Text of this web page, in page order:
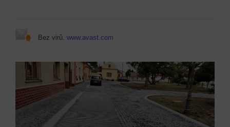
Bez virů.www.avast.com